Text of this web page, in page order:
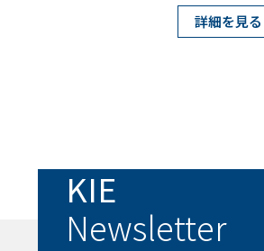
詳細を見る
KIE
Newsletter